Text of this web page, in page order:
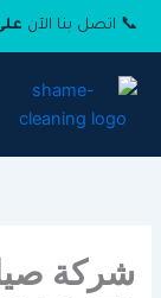
تخطي
📞 اتصل بنا الآن
شركة